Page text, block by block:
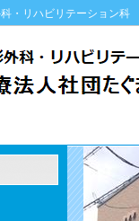
・リハビリテーション科